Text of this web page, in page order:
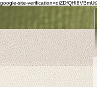
google-site-